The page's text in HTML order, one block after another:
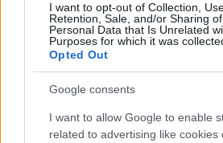
I want to opt-out of Collection,
Retention, Sale, and/or Sharing
Personal Data that Is Unrelated
Purposes for which it was
Opted Out
Google consents
I want to allow Google to enable
related to advertising like cookies